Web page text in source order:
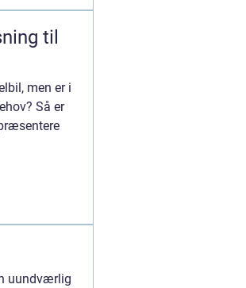
til
men er i
Så er
uundværlig